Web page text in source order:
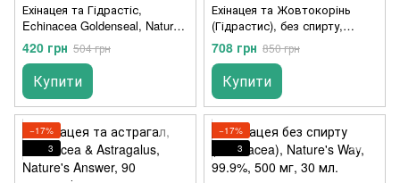
Ехінацея та Гідрастіс,
Echinacea Goldenseal, Nature's
Way, без спирту, 30 мл.
420 грн 504 грн
Купити
Ехінацея та Жовтокорінь
(Гідрастис), без спирту,
Echinacea & Goldenseal,
Alcohol-Free, Nature's Answer,
30 мл
708 грн 850 грн
Купити
−17%
3
−17%
3